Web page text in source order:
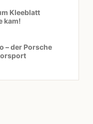
Kleeblatt
kam!
– der Porsche